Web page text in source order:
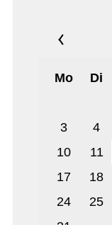
Mo Di
3
4
10
11
17
18
24
25